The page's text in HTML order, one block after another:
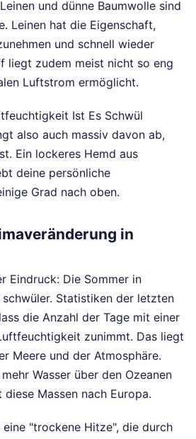
und dünne Baumwolle sind
Leinen hat die Eigenschaft,
und schnell wieder
liegt zudem meist nicht so eng
Luftstrom ermöglicht.
Ist Es Schwül
also auch massiv davon ab,
Ein lockeres Hemd aus
deine persönliche
Grad nach oben.
in
Eindruck: Die Sommer in
Statistiken der letzten
die Anzahl der Tage mit einer
zunimmt. Das liegt
Meere und der Atmosphäre.
Wasser über den Ozeanen
Massen nach Europa.
"trockene Hitze", die durch